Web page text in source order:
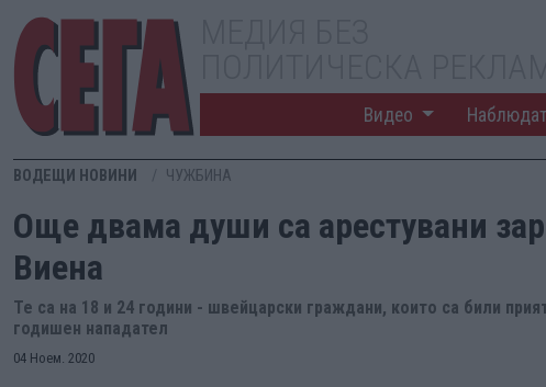
Видео
ВОДЕЩИ НОВИНИ ЧУЖБИНА
Още двама души са арестувани
Виена
Те са на 18 и 24 години - швейцарски граждани, които са били
годишен нападател
04 Ноем. 2020